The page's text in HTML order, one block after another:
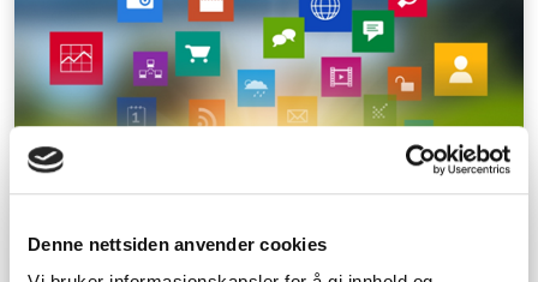
Denne nettsiden anvender cookies